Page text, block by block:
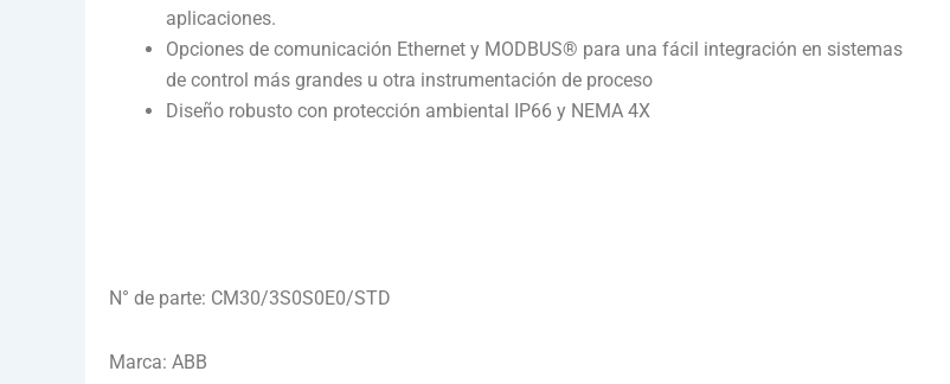
aplicaciones.
Opciones de comunicación Ethernet y MODBUS® para una fácil integración en sistemas
de control más grandes u otra instrumentación de proceso
Diseño robusto con protección ambiental IP66 y NEMA 4X
N° de parte: CM30/3S0S0E0/STD
Marca: ABB